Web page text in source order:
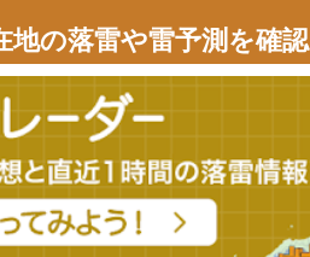
地の落雷や雷予測を確認